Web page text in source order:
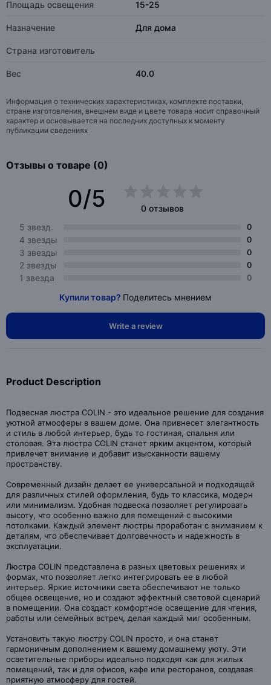
Площадь освещения 15-25
Назначение Для дома
Страна изготовитель
Вес 40.0
Информация о технических характеристиках, комплекте поставки,
стране изготовления, внешнем виде и цвете товара носит справочный
характер и основывается на последних доступных к моменту
публикации сведениях
Отзывы о товаре (0)
0/5
0 отзывов
5 звезд
0
4 звезды 0
3 звезды 0
2 звезды 0
1 звезда 0
Купили товар? Поделитесь мнением
Write a review
Product Description
Подвесная люстра COLIN - это идеальное решение для создания
уютной атмосферы в вашем доме. Она привнесет элегантность
и стиль в любой интерьер, будь то гостиная, спальня или
столовая. Эта люстра COLIN станет ярким акцентом, который
привлечет внимание и добавит изысканности вашему
пространству.
Современный дизайн делает ее универсальной и подходящей
для различных стилей оформления, будь то классика, модерн
или минимализм. Удобная подвеска позволяет регулировать
высоту, что особенно важно для помещений с высокими
потолками. Каждый элемент люстры проработан с вниманием к
деталям, что обеспечивает долговечность и надежность в
эксплуатации.
Люстра COLIN представлена в разных цветовых решениях и
формах, что позволяет легко интегрировать ее в любой
интерьер. Яркие источники света обеспечивают не только
общее освещение, но и создают эффектный световой сценарий
в помещении. Она создаст комфортное освещение для чтения,
работы или семейных встреч, делая каждый миг особенным.
Установить такую люстру COLIN просто, и она станет
гармоничным дополнением к вашему домашнему уюту. Эти
осветительные приборы идеально подходят как для жилых
помещений, так и для офисов, кафе или ресторанов, создавая
приятную атмосферу для гостей.